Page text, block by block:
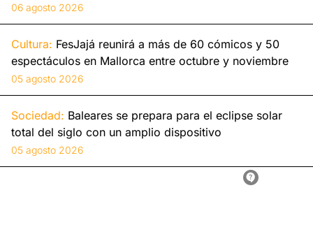
06 agosto 2026
Cultura: FesJajá reunirá a más de 60 cómicos y 50
espectáculos en Mallorca entre octubre y noviembre
05 agosto 2026
Sociedad: Baleares se prepara para el eclipse solar
total del siglo con un amplio dispositivo
05 agosto 2026